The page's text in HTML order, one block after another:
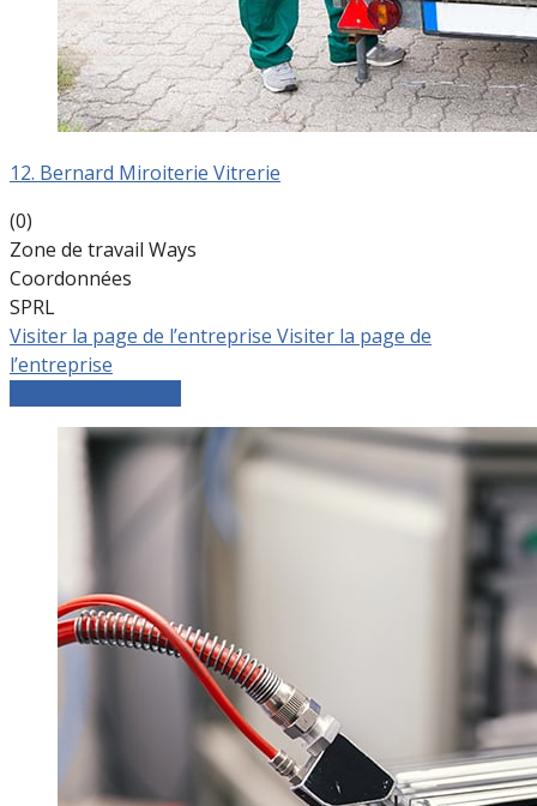
12. Bernard Miroiterie Vitrerie
(0)
Zone de travail Ways
Coordonnées
SPRL
Visiter la page de l’entreprise Visiter la page de
l’entreprise